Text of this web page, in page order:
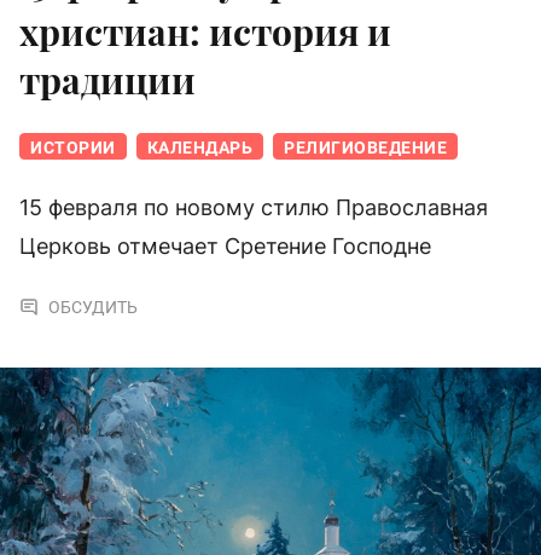
христиан: история и
традиции
ИСТОРИИ КАЛЕНДАРЬ РЕЛИГИОВЕДЕНИЕ
15 февраля по новому стилю Православная
Церковь отмечает Сретение Господне
ОБСУДИТЬ